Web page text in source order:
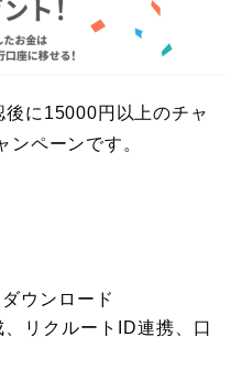
後に15000円以上のチャ
ペーンです。
ウンロード
リクルートID連携、口